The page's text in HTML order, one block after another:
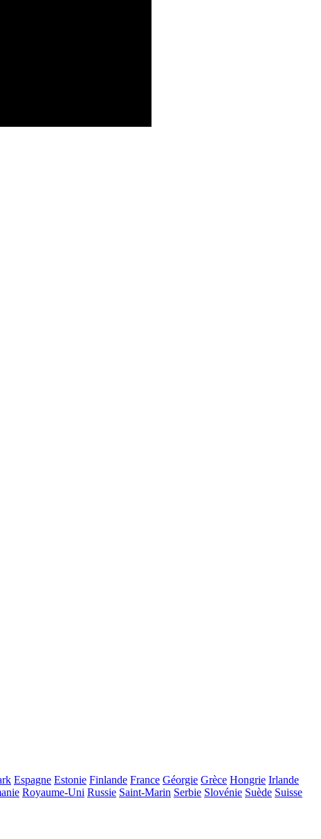
Espagne Estonie Finlande France Géorgie Grèce Hongrie Irlande
Royaume-Uni Russie Saint-Marin Serbie Slovénie Suède Suisse